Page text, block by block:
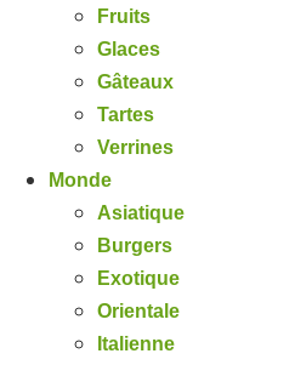
Fruits
Glaces
Gâteaux
Tartes
Verrines
Monde
Asiatique
Burgers
Exotique
Orientale
Italienne